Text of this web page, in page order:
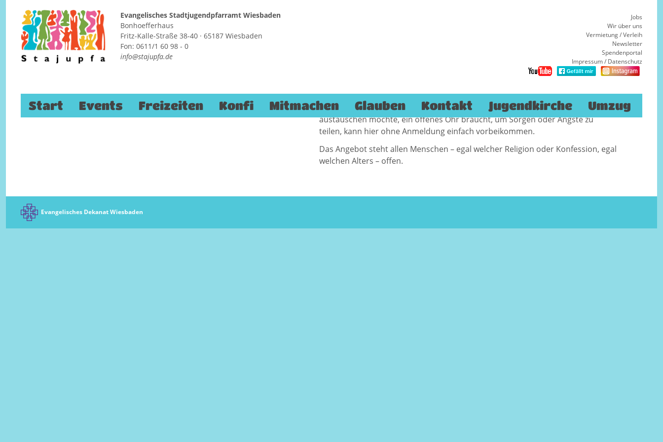
Evangelisches Stadtjugendpfarramt Wiesbaden
Bonhoefferhaus
Fritz-Kalle-Straße 38-40 · 65187 Wiesbaden
Fon: 0611/1 60 98 - 0
info@stajupfa.de
Jobs
Wir über uns
Vermietung / Verleih
Newsletter
Spendenportal
Impressum/ Datenschutz
Zum Inhalt springen
Start Events Freizeiten Konfi Mitmachen Glauben Kontakt Jugendkirche Umzug
Gesprächsangebot nach der Wahl
24. Februar 2025
Am Tag nach der Bundestagswahl, Montag, 24. Februar, öffnet das StaJuPfa von
Dekanatsjugendreferent Steffen Batz und Kolleginnen und Kollegen stehen für
Gespräche und Seelsorge zur Verfügung. Wer einen Ort der Ruhe sucht, sich
austauschen möchte, ein offenes Ohr braucht, um Sorgen oder Ängste zu
teilen, kann hier ohne Anmeldung einfach vorbeikommen.
Das Angebot steht allen Menschen – egal welcher Religion oder Konfession, egal
welchen Alters – offen.
Evangelisches Dekanat Wiesbaden